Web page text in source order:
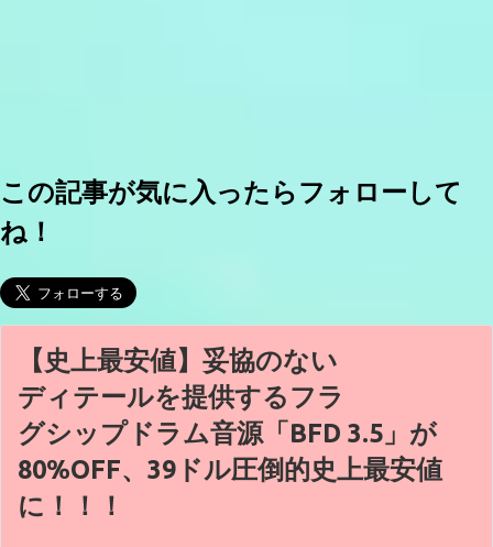
この記事が気に入ったらフォローして
ね！
【史上最安値】妥協のない
ディテールを提供するフラ
グシップドラム音源「BFD 3.5」が
80%OFF、39ドル圧倒的史上最安値
に！！！